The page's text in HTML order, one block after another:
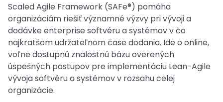
Scaled Agile Framework (SAFe®) pomáha
organizáciám riešiť významné výzvy pri vývoji a
dodávke enterprise softvéru a systémov v čo
najkratšom udržateľnom čase dodania. Ide o online,
voľne dostupnú znalostnú bázu overených
úspešných postupov pre implementáciu Lean-Agile
vývoja softvéru a systémov v rozsahu celej
organizácie.